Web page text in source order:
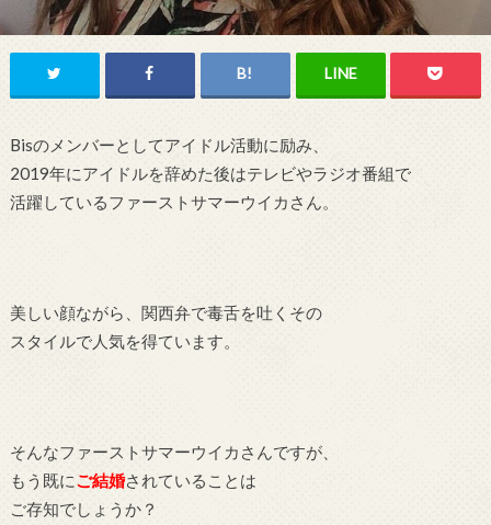
Bisのメンバーとしてアイドル活動に励み、
2019年にアイドルを辞めた後はテレビやラジオ番組で
活躍しているファーストサマーウイカさん。
美しい顔ながら、関西弁で毒舌を吐くその
スタイルで人気を得ています。
そんなファーストサマーウイカさんですが、
もう既にご結婚されていることは
ご存知でしょうか？